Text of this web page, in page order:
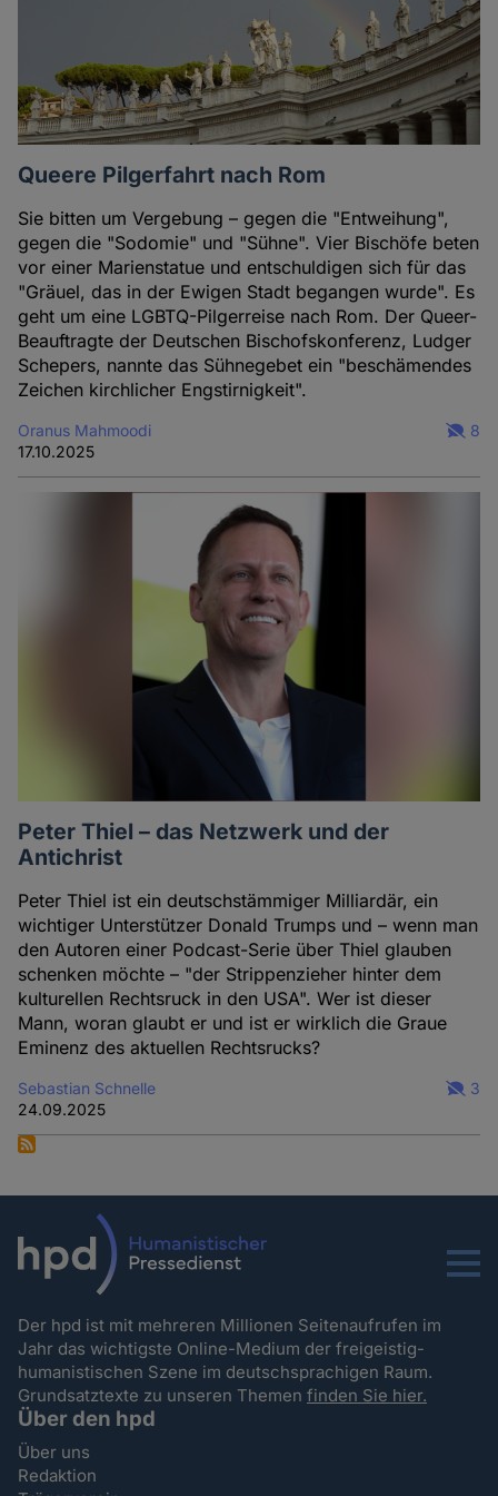
Queere Pilgerfahrt nach Rom
Sie bitten um Vergebung – gegen die "Entweihung",
gegen die "Sodomie" und "Sühne". Vier Bischöfe beten
vor einer Marienstatue und entschuldigen sich für das
"Gräuel, das in der Ewigen Stadt begangen wurde". Es
geht um eine LGBTQ-Pilgerreise nach Rom. Der Queer-
Beauftragte der Deutschen Bischofskonferenz, Ludger
Schepers, nannte das Sühnegebet ein "beschämendes
Zeichen kirchlicher Engstirnigkeit".
Oranus Mahmoodi
17.10.2025
8
Peter Thiel – das Netzwerk und der
Antichrist
Peter Thiel ist ein deutschstämmiger Milliardär, ein
wichtiger Unterstützer Donald Trumps und – wenn man
den Autoren einer Podcast-Serie über Thiel glauben
schenken möchte – "der Strippenzieher hinter dem
kulturellen Rechtsruck in den USA". Wer ist dieser
Mann, woran glaubt er und ist er wirklich die Graue
Eminenz des aktuellen Rechtsrucks?
Sebastian Schnelle
24.09.2025
3
Menu
Der hpd ist mit mehreren Millionen Seitenaufrufen im
Jahr das wichtigste Online-Medium der freigeistig-
humanistischen Szene im deutschsprachigen Raum.
Grundsatztexte zu unseren Themenfinden Sie hier.
Über den hpd
Über uns
Redaktion